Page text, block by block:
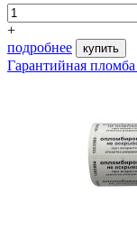
+
подробнее
купить
Гарантийная